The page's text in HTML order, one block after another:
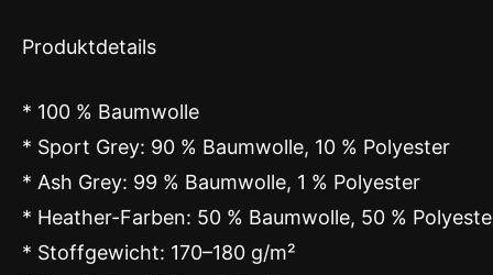
Produktdetails
* 100 % Baumwolle
* Sport Grey: 90 % Baumwolle, 10 % Polyester
* Ash Grey: 99 % Baumwolle, 1 % Polyester
* Heather-Farben: 50 % Baumwolle, 50 %
* Stoffgewicht: 170–180 g/m²